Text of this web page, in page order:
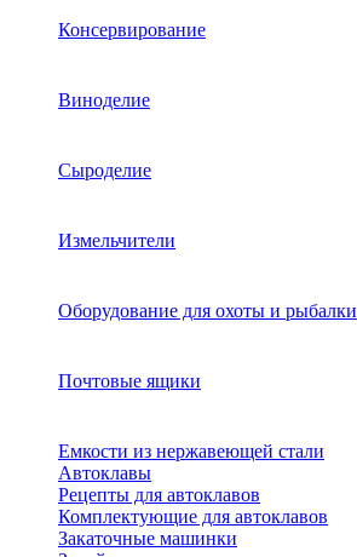
Консервирование
Виноделие
Сыроделие
Измельчители
Оборудование для охоты и рыбалки
Почтовые ящики
Емкости из нержавеющей стали
Автоклавы
Рецепты для автоклавов
Комплектующие для автоклавов
Закаточные машинки